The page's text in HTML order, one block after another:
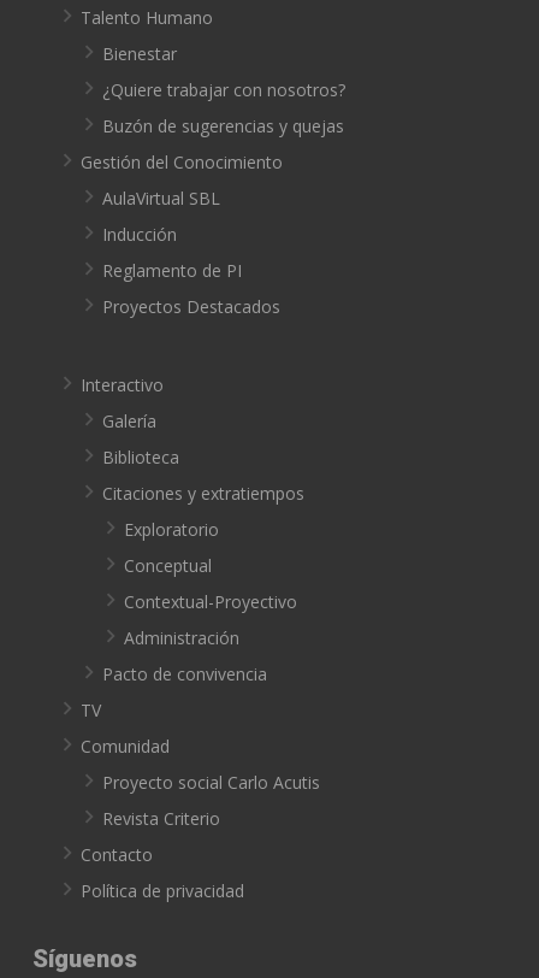
Talento Humano
Bienestar
¿Quiere trabajar con nosotros?
Buzón de sugerencias y quejas
Gestión del Conocimiento
AulaVirtual SBL
Inducción
Reglamento de PI
Proyectos Destacados
Interactivo
Galería
Biblioteca
Citaciones y extratiempos
Exploratorio
Conceptual
Contextual-Proyectivo
Administración
Pacto de convivencia
TV
Comunidad
Proyecto social Carlo Acutis
Revista Criterio
Contacto
Política de privacidad
Síguenos